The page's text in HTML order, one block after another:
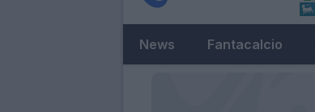
News Fantacalcio